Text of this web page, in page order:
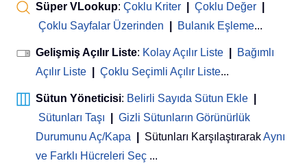
Süper VLookup: Çoklu Kriter Çoklu Değer
Çoklu Sayfalar Üzerinden
Bulanık Eşleme...
Gelişmiş Açılır Liste: Kolay Açılır Liste
Bağımlı
Açılır Liste
Çoklu Seçimli Açılır Liste...
Sütun Yöneticisi: Belirli Sayıda Sütun Ekle
Sütunları Taşı
Gizli Sütunların Görünürlük
Durumunu Aç/Kapa
Sütunları KarşılaştırarakAynı
ve Farklı Hücreleri Seç ...